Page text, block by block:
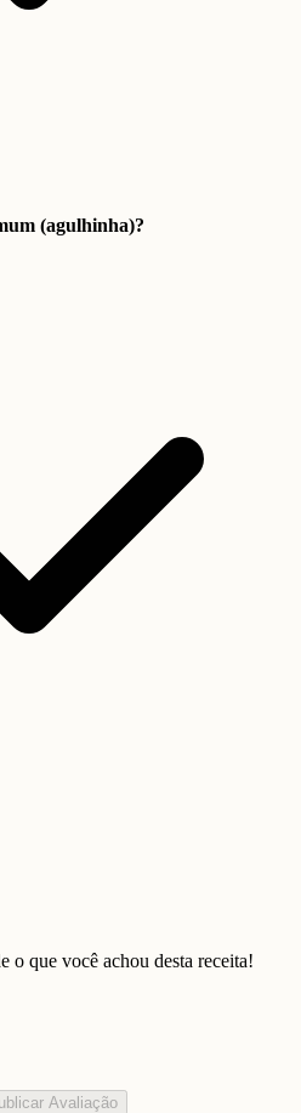
(agulhinha)?
o que você achou desta receita!
Avaliação